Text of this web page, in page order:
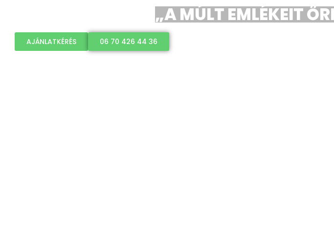
„A MÚLT EMLÉKEIT
AJÁNLATKÉRÉS 06 70 426 44 36